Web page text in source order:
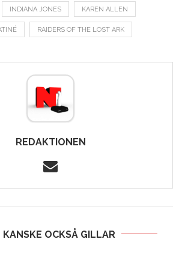
INDIANA JONES KAREN ALLEN
RAIDERS OF THE LOST ARK
REDAKTIONEN
KANSKE OCKSÅ GILLAR